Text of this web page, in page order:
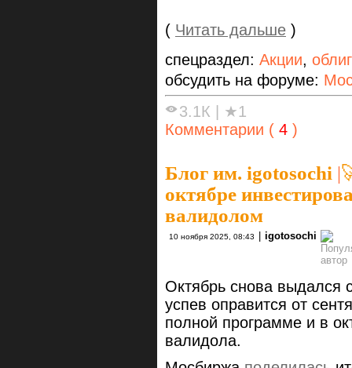
( Читать дальше )
спецраздел: Акции,
обсудить на форуме:
3.1К | ★1
Комментарии ( 4 )
Блог им. igotosochi |
октябре
валидолом
10 ноября 2025, 08:43 | igotosochi
Октябрь снова
успев оправится от
полной программе и в
валидола.